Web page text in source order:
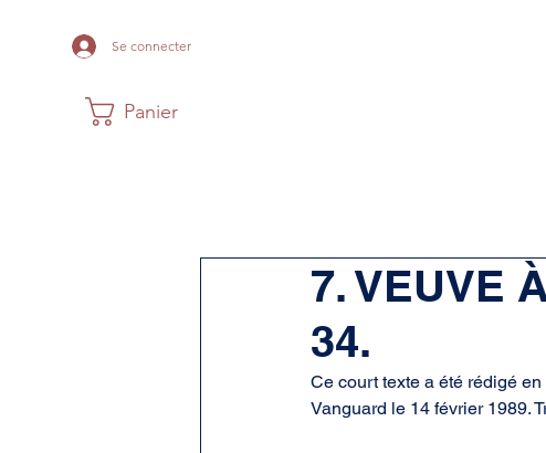
Se connecter
Panier
7. VEUVE
34.
Ce court texte a été rédigé
Vanguard le 14 février 1989.